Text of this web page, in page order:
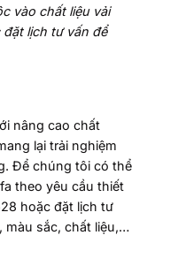
vào chất liệu vải
đặt lịch tư vấn để
nâng cao chất
lại trải nghiệm
Để chúng tôi có thể
theo yêu cầu thiết
hoặc đặt lịch tư
màu sắc, chất liệu,…